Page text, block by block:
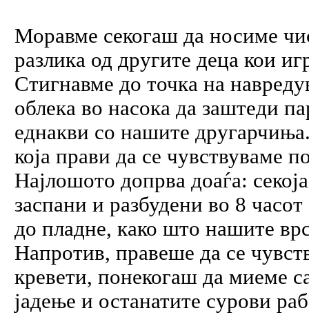
Моравме секогаш да носиме
разлика од другите деца кои
Стигнавме до точка на
облека во насока да заштеди
еднакви со нашите
која прави да се чувствуваме
Најлошото допрва доаѓа:
заспани и разбудени во 8
до пладне, како што нашите
Напротив, правеше да се
кревети, понекогаш да миеме
јадење и останатите сурови